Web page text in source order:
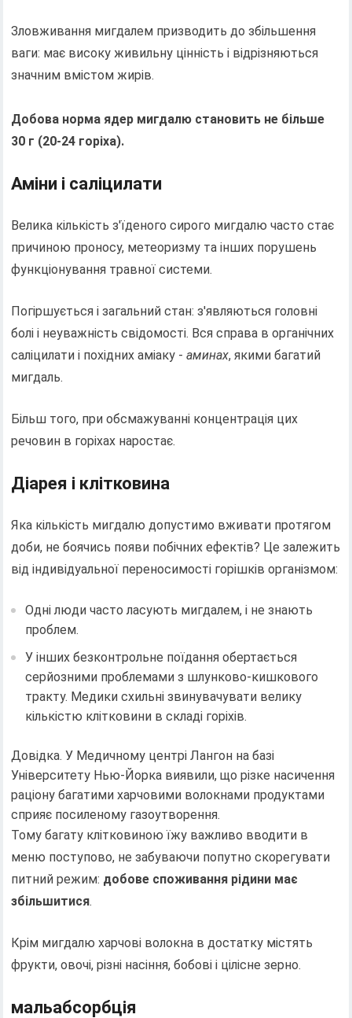
Зловживання мигдалем призводить до збільшення
ваги: ​​має високу живильну цінність і відрізняються
значним вмістом жирів.
Добова норма ядер мигдалю становить не більше
30 г (20-24 горіха).
Аміни і саліцилати
Велика кількість з'їденого сирого мигдалю часто стає
причиною проносу, метеоризму та інших порушень
функціонування травної системи.
Погіршується і загальний стан: з'являються головні
болі і неуважність свідомості. Вся справа в органічних
саліцилати і похідних аміаку -аминах, якими багатий
мигдаль.
Більш того, при обсмажуванні концентрація цих
речовин в горіхах наростає.
Діарея і клітковина
Яка кількість мигдалю допустимо вживати протягом
доби, не боячись появи побічних ефектів? Це залежить
від індивідуальної переносимості горішків організмом:
Одні люди часто ласують мигдалем, і не знають
проблем.
У інших безконтрольне поїдання обертається
серйозними проблемами з шлунково-кишкового
тракту. Медики схильні звинувачувати велику
кількістю клітковини в складі горіхів.
Довідка. У Медичному центрі Лангон на базі
Університету Нью-Йорка виявили, що різке насичення
раціону багатими харчовими волокнами продуктами
сприяє посиленому газоутворення.
Тому багату клітковиною їжу важливо вводити в
меню поступово, не забуваючи попутно скорегувати
питний режим: добове споживання рідини має
збільшитися.
Крім мигдалю харчові волокна в достатку містять
фрукти, овочі, різні насіння, бобові і цілісне зерно.
мальабсорбція